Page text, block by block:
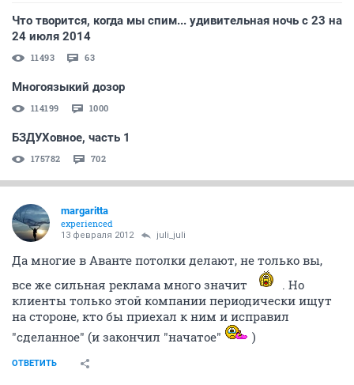
Что творится, когда мы спим... удивительная ночь с 23 на
24 июля 2014
11493 63
Многоязыкий дозор
114199 1000
БЗДУХовное, часть 1
175782 702
margaritta
experienced
13 февраля 2012 juli_juli
Да многие в Аванте потолки делают, не только вы,
все же сильная реклама много значит
. Но
клиенты только этой компании периодически ищут
на стороне, кто бы приехал к ним и исправил
"сделанное" (и закончил "начатое"
)
ОТВЕТИТЬ